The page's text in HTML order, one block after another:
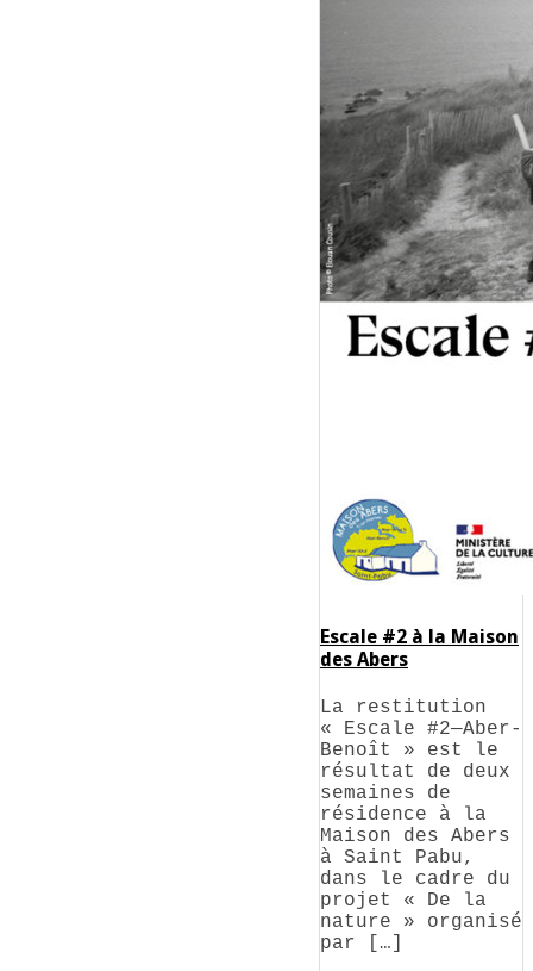
Escale #2 à la Maison
des Abers
La restitution
« Escale #2—Aber-
Benoît » est le
résultat de deux
semaines de
résidence à la
Maison des Abers
à Saint Pabu,
dans le cadre du
projet « De la
nature » organisé
par […]